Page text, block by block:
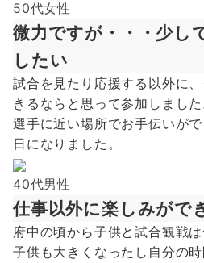
50代女性
微力ですが・・・少し
したい
試合を見たり応援する以外に
きるならと思って参加しまし
選手に近い場所でお手伝いが
日になりました。
40代男性
仕事以外に楽しみがで
府中の頃から子供と試合観戦は
子供も大きくなったし自分の